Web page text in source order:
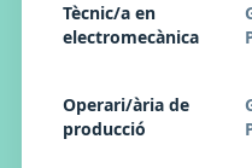
Tècnic/a en
electromecànica
Operari/ària de
producció